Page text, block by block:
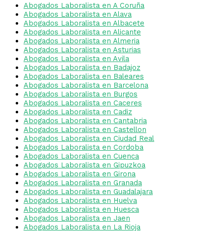
Abogados Laboralista en A Coruña
Abogados Laboralista en Alava
Abogados Laboralista en Albacete
Abogados Laboralista en Alicante
Abogados Laboralista en Almeria
Abogados Laboralista en Asturias
Abogados Laboralista en Avila
Abogados Laboralista en Badajoz
Abogados Laboralista en Baleares
Abogados Laboralista en Barcelona
Abogados Laboralista en Burgos
Abogados Laboralista en Caceres
Abogados Laboralista en Cadiz
Abogados Laboralista en Cantabria
Abogados Laboralista en Castellon
Abogados Laboralista en Ciudad Real
Abogados Laboralista en Cordoba
Abogados Laboralista en Cuenca
Abogados Laboralista en Gipuzkoa
Abogados Laboralista en Girona
Abogados Laboralista en Granada
Abogados Laboralista en Guadalajara
Abogados Laboralista en Huelva
Abogados Laboralista en Huesca
Abogados Laboralista en Jaen
Abogados Laboralista en La Rioja